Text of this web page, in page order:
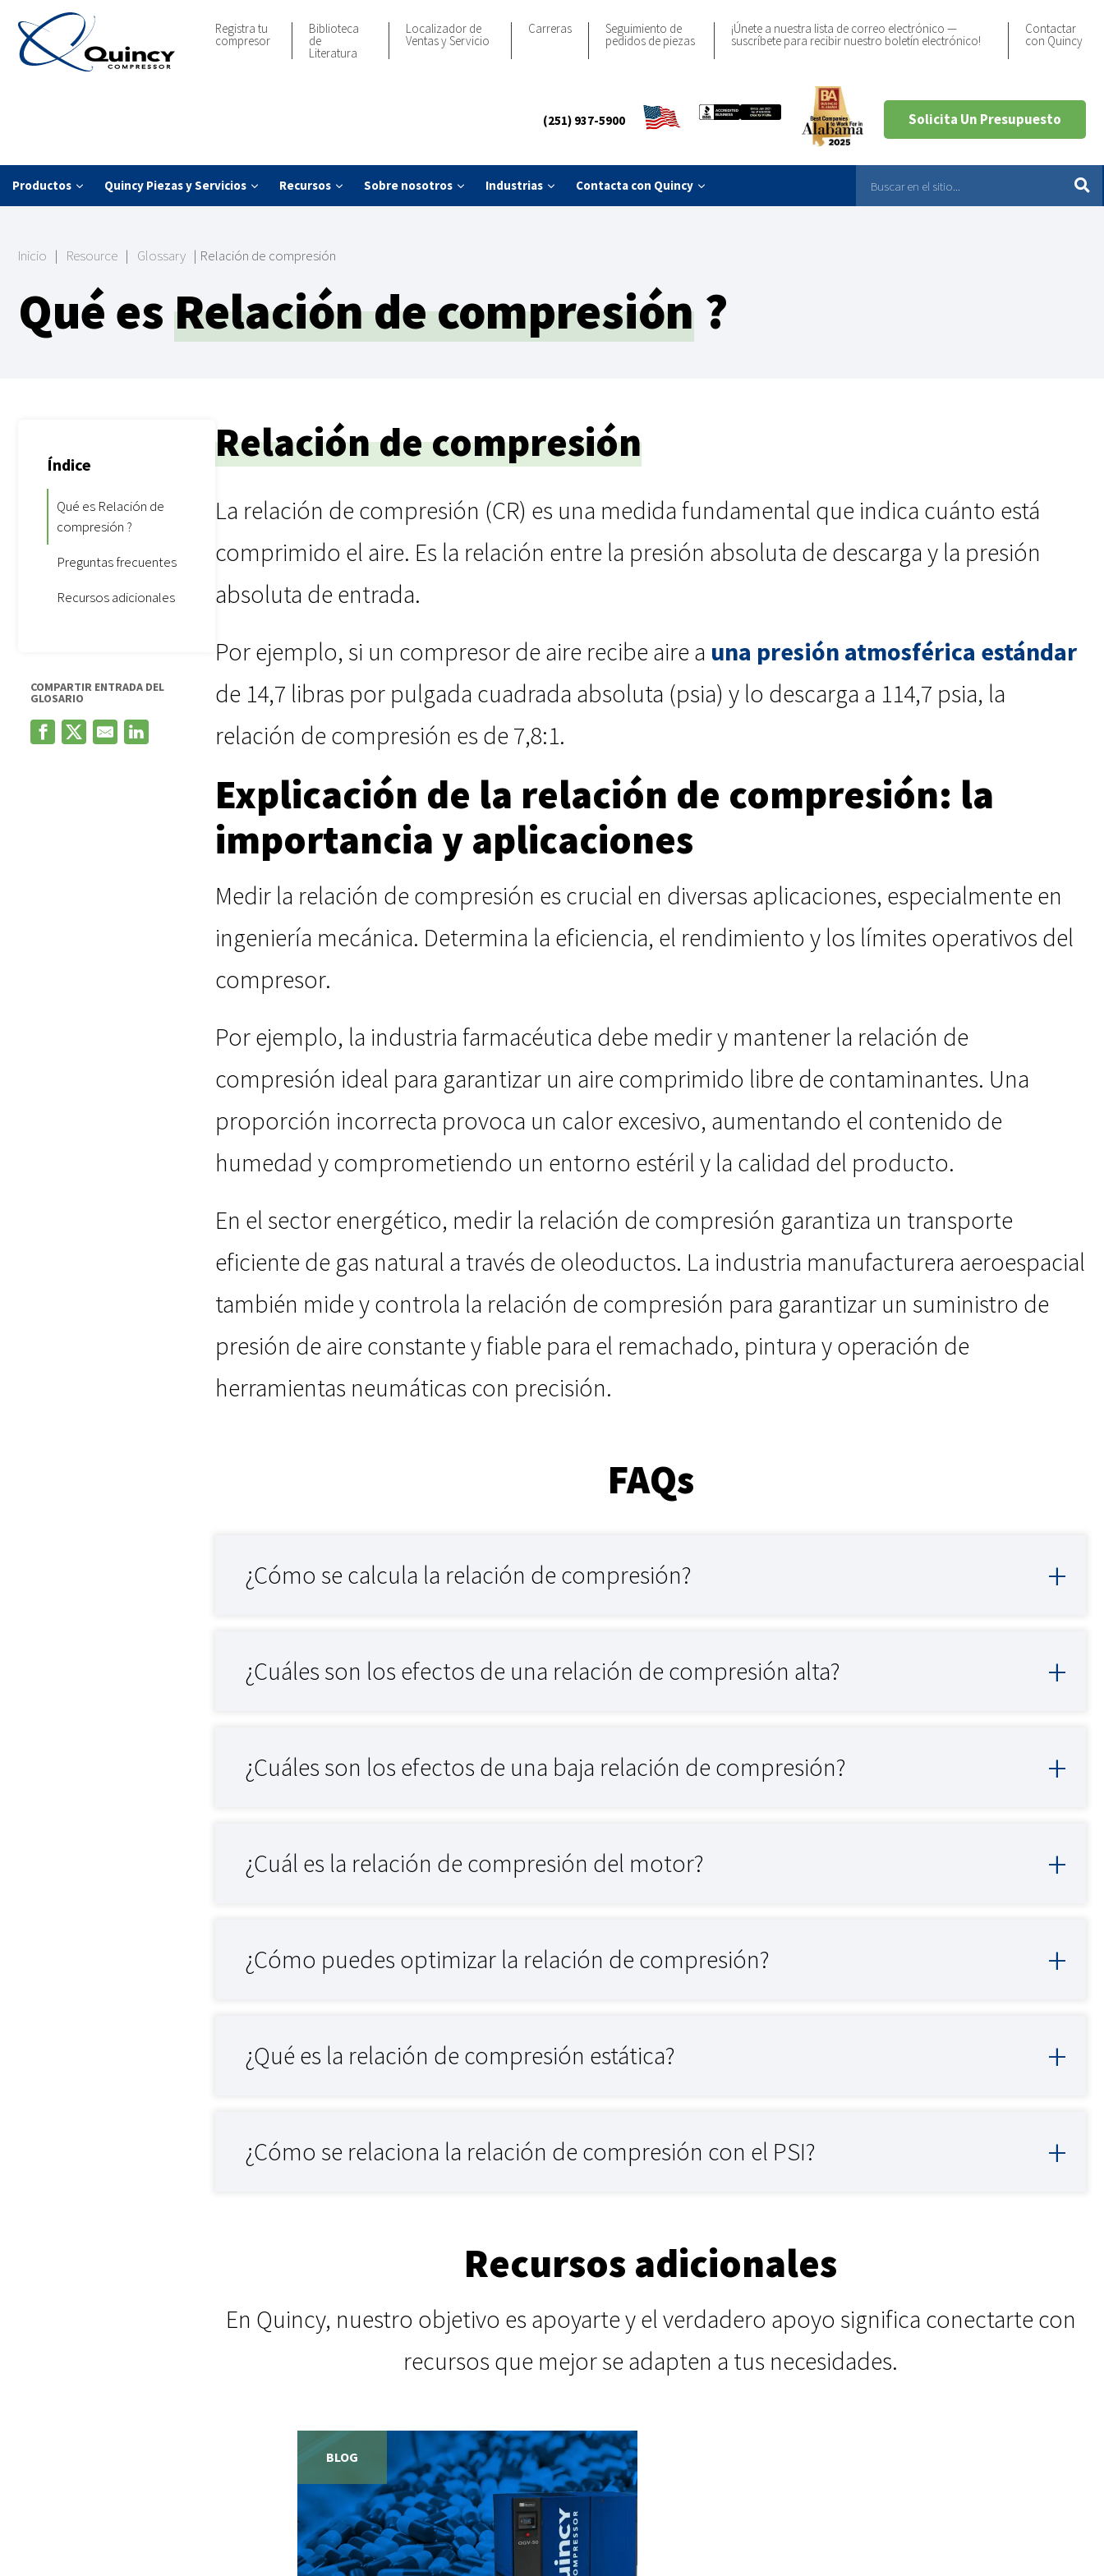
Registra tu
compresor
Biblioteca
de
Literatura
Localizador de
Ventas y Servicio
Carreras Seguimiento de
pedidos de piezas
¡Únete a nuestra lista de correo electrónico —
suscríbete para recibir nuestro boletín electrónico!
Contactar
con Quincy
(251) 937-5900 Solicita Un Presupuesto
Productos Quincy Piezas y Servicios Recursos Sobre nosotros Industrias Contacta con Quincy
Inicio | Resource | Glossary | Relación de compresión
Qué esRelación de compresión ?
Índice
Qué es Relación de
compresión ?
Preguntas frecuentes
Recursos adicionales
COMPARTIR ENTRADA DEL
GLOSARIO
Relación de compresión
La relación de compresión (CR) es una medida fundamental que indica cuánto está
comprimido el aire. Es la relación entre la presión absoluta de descarga y la presión
absoluta de entrada.
Por ejemplo, si un compresor de aire recibe aire a una presión atmosférica estándar
de 14,7 libras por pulgada cuadrada absoluta (psia) y lo descarga a 114,7 psia, la
relación de compresión es de 7,8:1.
Explicación de la relación de compresión: la
importancia y aplicaciones
Medir la relación de compresión es crucial en diversas aplicaciones, especialmente en
ingeniería mecánica. Determina la eficiencia, el rendimiento y los límites operativos del
compresor.
Por ejemplo, la industria farmacéutica debe medir y mantener la relación de
compresión ideal para garantizar un aire comprimido libre de contaminantes. Una
proporción incorrecta provoca un calor excesivo, aumentando el contenido de
humedad y comprometiendo un entorno estéril y la calidad del producto.
En el sector energético, medir la relación de compresión garantiza un transporte
eficiente de gas natural a través de oleoductos. La industria manufacturera aeroespacial
también mide y controla la relación de compresión para garantizar un suministro de
presión de aire constante y fiable para el remachado, pintura y operación de
herramientas neumáticas con precisión.
FAQs
¿Cómo se calcula la relación de compresión?
¿Cuáles son los efectos de una relación de compresión alta?
¿Cuáles son los efectos de una baja relación de compresión?
¿Cuál es la relación de compresión del motor?
¿Cómo puedes optimizar la relación de compresión?
¿Qué es la relación de compresión estática?
¿Cómo se relaciona la relación de compresión con el PSI?
Recursos adicionales
En Quincy, nuestro objetivo es apoyarte y el verdadero apoyo significa conectarte con
recursos que mejor se adapten a tus necesidades.
BLOG